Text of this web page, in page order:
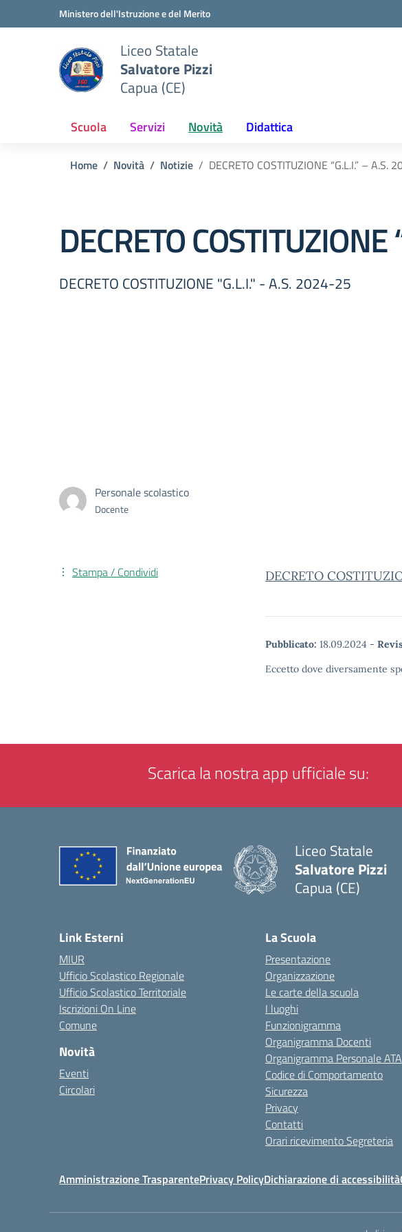
Vai ai contenuti
Vai al menu di navigazioneMinistero dell'Istruzione e del Merito
Liceo Statale
Salvatore Pizzi
Capua (CE)
Scuola Servizi Novità Didattica
Home Novità Notizie DECRETO COSTITUZIONE “G.L.I.” – A.S.
DECRETO
DECRETO COSTITUZIONE "G.L.I." - A.S. 2024-25
Personale scolastico
Docente
DECRETO
Pubblicato: 18.09.2024 -
Eccetto dove diversamente
Stampa / Condividi
Scarica la nostra app ufficiale su:
Liceo Statale
Salvatore Pizzi
Capua (CE)
Link Esterni
MIUR
Ufficio Scolastico Regionale
Ufficio Scolastico Territoriale
Iscrizioni On Line
Comune
Novità
Eventi
Circolari
La Scuola
Presentazione
Organizzazione
Le carte della scuola
I luoghi
Funzionigramma
Organigramma Docenti
Organigramma Personale ATA
Codice di Comportamento
Sicurezza
Privacy
Contatti
Orari ricevimento Segreteria
Amministrazione TrasparentePrivacy PolicyDichiarazione di accessibilità